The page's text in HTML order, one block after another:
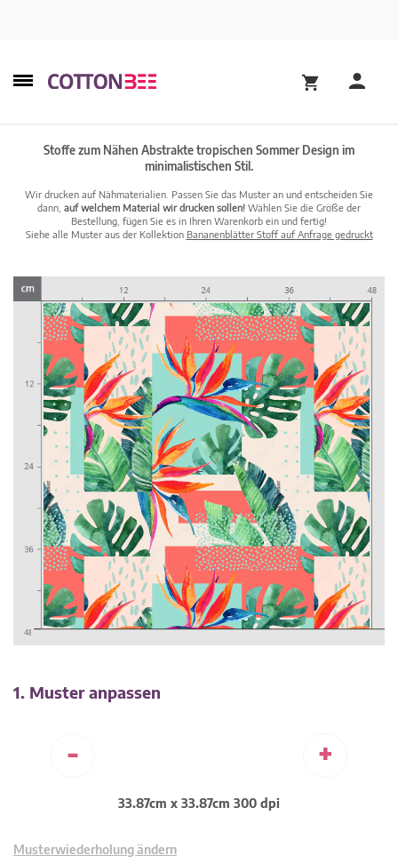
Stoffe zum Nähen Abstrakte tropischen Sommer Design im
minimalistischen Stil.
Wir drucken auf Nähmaterialien. Passen Sie das Muster an und entscheiden Sie
dann, auf welchem Material wir drucken sollen! Wählen Sie die Größe der
Bestellung, fügen Sie es in Ihren Warenkorb ein und fertig!
Siehe alle Muster aus der Kollektion Bananenblätter Stoff auf Anfrage gedruckt
1. Muster anpassen
- +
33.87cm x 33.87cm 300 dpi
Musterwiederholung ändern